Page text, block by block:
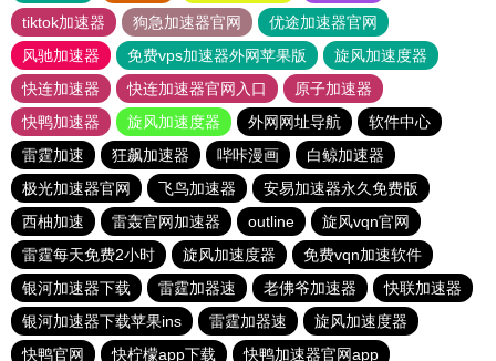
tiktok加速器
狗急加速器官网
优途加速器官网
风驰加速器
免费vps加速器外网苹果版
旋风加速度器
快连加速器
快连加速器官网入口
原子加速器
快鸭加速器
旋风加速度器 外网网址导航
软件中心
雷霆加速
狂飙加速器 哔咔漫画
白鲸加速器
极光加速器官网
飞鸟加速器
安易加速器永久免费版
西柚加速
雷轰官网加速器 outline
旋风vqn官网
雷霆每天免费2小时
旋风加速度器
免费vqn加速软件
银河加速器下载
雷霆加器速 老佛爷加速器
快联加速器
银河加速器下载苹果ins
雷霆加器速
旋风加速度器
快鸭官网
快柠檬app下载 快鸭加速器官网app